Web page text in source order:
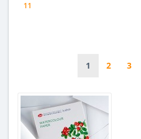
11
1 2 3